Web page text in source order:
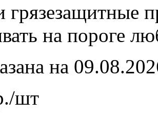
грязезащитные
на пороге
на
шт